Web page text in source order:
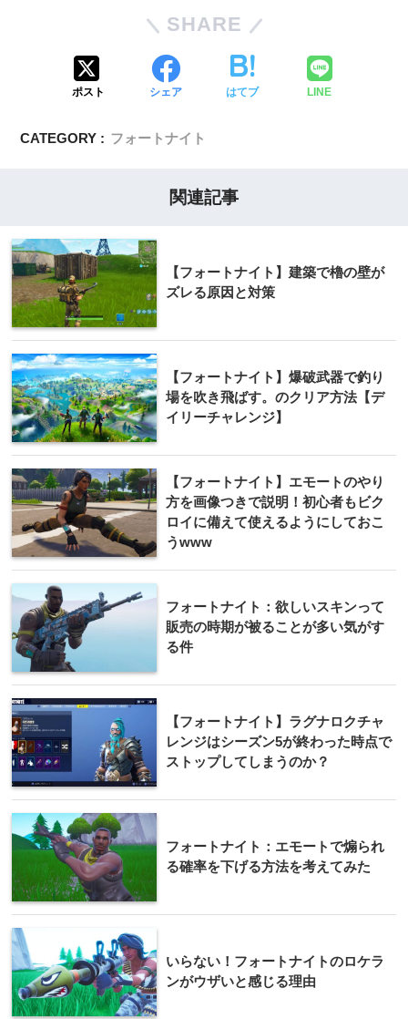
SHARE
ポスト シェア はてブ LINE
CATEGORY : フォートナイト
関連記事
【フォートナイト】建築で櫓の壁が
ズレる原因と対策
【フォートナイト】爆破武器で釣り
場を吹き飛ばす。のクリア方法【デ
イリーチャレンジ】
【フォートナイト】エモートのやり
方を画像つきで説明！初心者もビク
ロイに備えて使えるようにしておこ
うwww
フォートナイト：欲しいスキンって
販売の時期が被ることが多い気がす
る件
【フォートナイト】ラグナロクチャ
レンジはシーズン5が終わった時点で
ストップしてしまうのか？
フォートナイト：エモートで煽られ
る確率を下げる方法を考えてみた
いらない！フォートナイトのロケラ
ンがウザいと感じる理由